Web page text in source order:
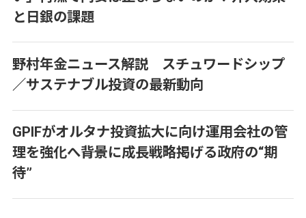
と日銀の課題
野村年金ニュース解説 スチュワードシップ
／サステナブル投資の最新動向
GPIFがオルタナ投資拡大に向け運用会社の管
理を強化へ――背景に成長戦略掲げる政府の“期
待”